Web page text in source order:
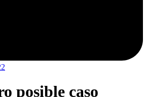
posible caso